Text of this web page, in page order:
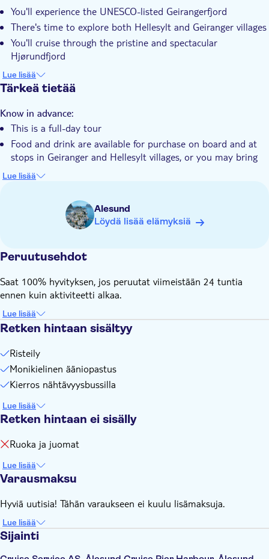
Välitön vahvistus
Opastettu kierros
Paikalliseen makuun
With audioguide
You'll experience the UNESCO-listed Geirangerfjord
There's time to explore both Hellesylt and Geiranger villages
You'll cruise through the pristine and spectacular
Hjørundfjord
You can taste fresh mountain water from the "Bachelor"
waterfall
fjords
Lue lisää
Tärkeä tietää
Know in advance:
This is a full-day tour
Food and drink are available for purchase on board and at
stops in Geiranger and Hellesylt villages, or you may bring
your own
Norway app – download the "Fjord Cruise Geiranger" route
Remember to bring:
Headphones for the audio guide
Lue lisää
Alesund
Löydä lisää elämyksiä
Peruutusehdot
Saat 100% hyvityksen, jos peruutat viimeistään 24 tuntia
ennen kuin aktiviteetti alkaa.
Lue lisää
Retken hintaan sisältyy
Risteily
Monikielinen ääniopastus
Kierros nähtävyysbussilla
Lue lisää
Retken hintaan ei sisälly
Ruoka ja juomat
Lue lisää
Varausmaksu
Hyviä uutisia! Tähän varaukseen ei kuulu lisämaksuja.
Lue lisää
Sijainti